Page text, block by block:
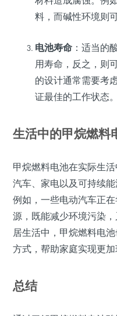
料，而碱性环境则
电池寿命 ：适当的
用寿命，反之，则
的设计通常需要考
证最佳的工作状态。
生活中的甲烷燃料
甲烷燃料电池在实际生
汽车、家电以及可持续能
例如，一些电动汽车正
源，既能减少环境污染
居生活中，甲烷燃料电
方式，帮助家庭实现更加
总结